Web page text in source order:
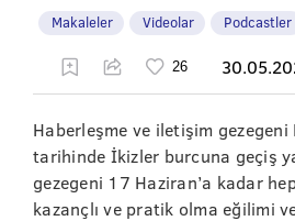
Makaleler Videolar Podcastler
Haberleşme ve iletişim gezegeni
tarihinde İkizler burcuna geçiş
gezegeni 17 Haziran’a kadar
kazançlı ve pratik olma eğilimi